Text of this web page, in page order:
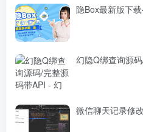
隐Box最新版下
幻隐Q绑查询源
微信聊天记录修